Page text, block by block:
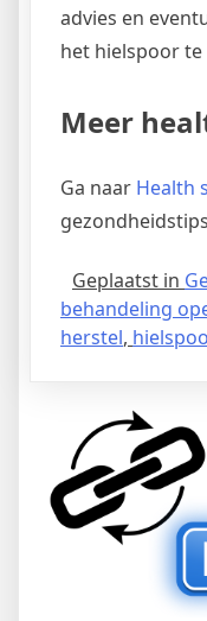
advies en
het hielspoor te
Meer
Ga naar Health
Geplaatst in
behandeling
herstel,